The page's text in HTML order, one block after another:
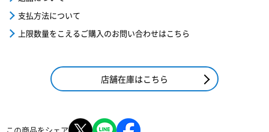
支払方法について
上限数量をこえるご購入のお問い合わせはこちら
店舗在庫はこちら